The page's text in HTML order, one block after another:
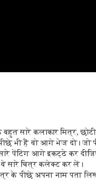
सारे कलाकार मित्र,
भी हैं वो आगे भेज दो। जो
आगे इकट्ठे कर
सारे चित्र कलेक्ट कर लें।
के पीछे अपना नाम पता